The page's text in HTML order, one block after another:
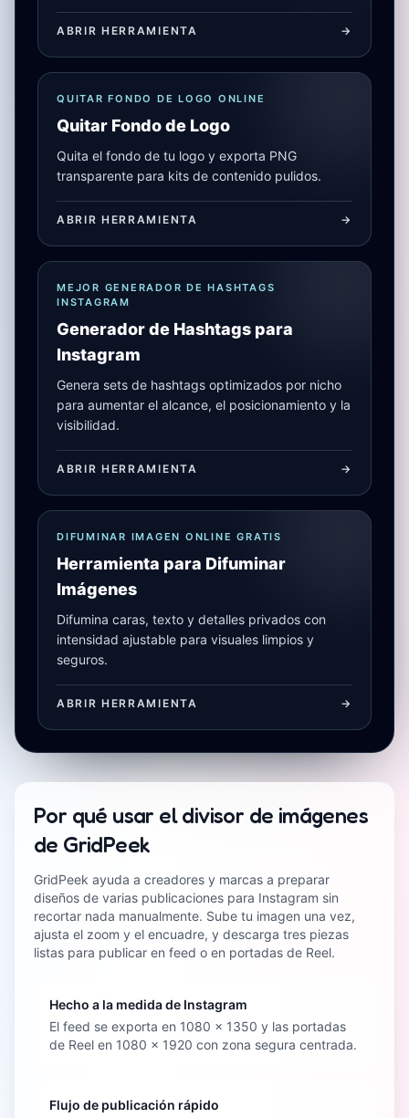
ABRIR HERRAMIENTA ->
QUITAR FONDO DE LOGO ONLINE
Quitar Fondo de Logo
Quita el fondo de tu logo y exporta PNG
transparente para kits de contenido pulidos.
ABRIR HERRAMIENTA ->
MEJOR GENERADOR DE HASHTAGS
INSTAGRAM
Generador de Hashtags para
Instagram
Genera sets de hashtags optimizados por nicho
para aumentar el alcance, el posicionamiento y la
visibilidad.
ABRIR HERRAMIENTA ->
DIFUMINAR IMAGEN ONLINE GRATIS
Herramienta para Difuminar
Imágenes
Difumina caras, texto y detalles privados con
intensidad ajustable para visuales limpios y
seguros.
ABRIR HERRAMIENTA ->
Por qué usar el divisor de imágenes
de GridPeek
GridPeek ayuda a creadores y marcas a preparar
diseños de varias publicaciones para Instagram sin
recortar nada manualmente. Sube tu imagen una vez,
ajusta el zoom y el encuadre, y descarga tres piezas
listas para publicar en feed o en portadas de Reel.
Hecho a la medida de Instagram
El feed se exporta en 1080 x 1350 y las portadas
de Reel en 1080 x 1920 con zona segura centrada.
Flujo de publicación rápido